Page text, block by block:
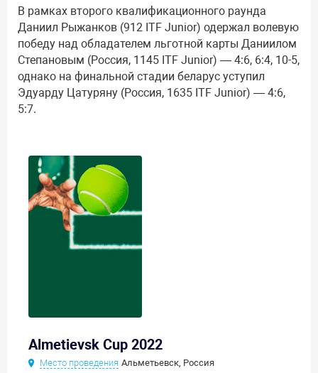
В рамках второго квалификационного раунда
Даниил Рыжанков (912 ITF Junior) одержал волевую
победу над обладателем льготной карты Даниилом
Степановым (Россия, 1145 ITF Junior) — 4:6, 6:4, 10-5,
однако на финальной стадии беларус уступил
Эдуарду Цатуряну (Россия, 1635 ITF Junior) — 4:6,
5:7.
Almetievsk Cup 2022
Место проведения Альметьевск, Россия